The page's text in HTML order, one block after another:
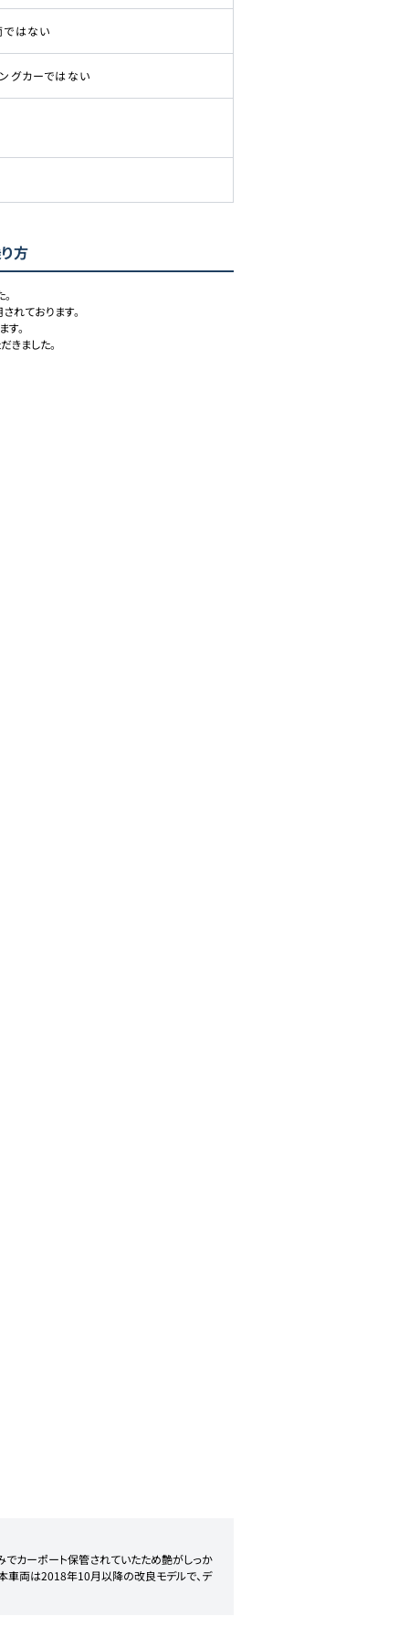
はない
グカーではない
方
れております。
す。
きました。
でカーポート保管されていたため艶がしっか
車両は2018年10月以降の改良モデルで、デ